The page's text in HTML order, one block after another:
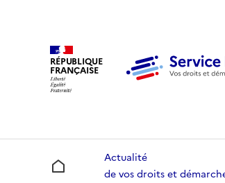
RÉPUBLIQUE
FRANÇAISE
Accueil
Actualité
de vos droits et